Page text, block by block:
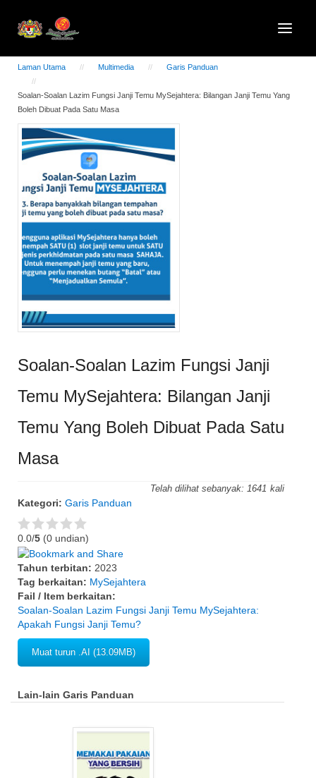
Laman Utama Multimedia Garis Panduan
Soalan-Soalan Lazim Fungsi Janji Temu MySejahtera: Bilangan Janji Temu Yang
Boleh Dibuat Pada Satu Masa
Soalan-Soalan Lazim Fungsi Janji
Temu MySejahtera: Bilangan Janji
Temu Yang Boleh Dibuat Pada Satu
Masa
Telah dilihat sebanyak: 1641
Kategori: Garis Panduan
0.0/5 (0 undian)
Tahun terbitan: 2023
Tag berkaitan: MySejahtera
Fail / Item berkaitan:
Soalan-Soalan Lazim Fungsi Janji Temu MySejahtera:
Apakah Fungsi Janji Temu?
Muat turun .AI (13.09MB)
Lain-lain Garis Panduan